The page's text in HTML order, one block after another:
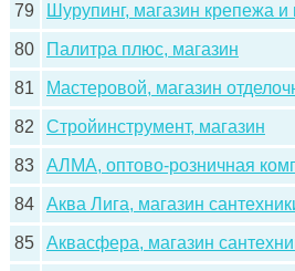
79 Шурупинг, магазин крепежа и
80 Палитра плюс, магазин
81 Мастеровой, магазин
82 Стройинструмент, магазин
83 АЛМА, оптово-розничная
84 Аква Лига, магазин
85 Аквасфера, магазин